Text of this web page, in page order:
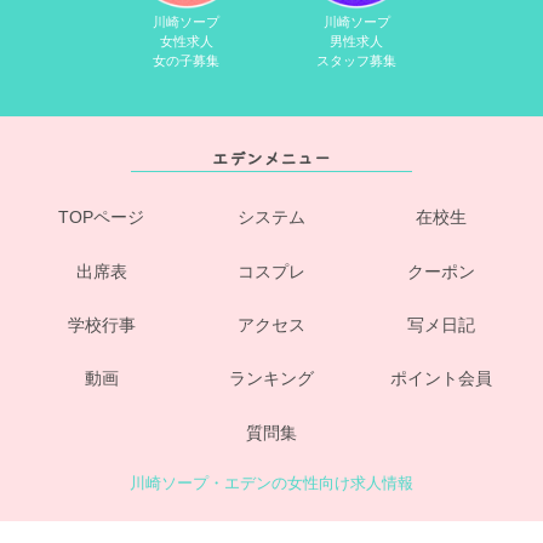
川崎ソープ
女性求人
女の子募集
川崎ソープ
男性求人
スタッフ募集
エデンメニュー
TOPページ システム 在校生
出席表 コスプレ
学校行事 アクセス
質問集
ランキング
クーポン
動画
写メ日記
ポイント会員
川崎ソープ・エデンの女性向け求人情報